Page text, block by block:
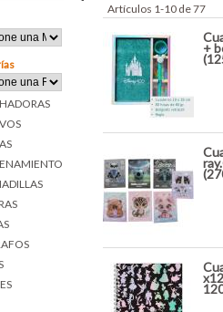
Artículos 1-10 de 77
+